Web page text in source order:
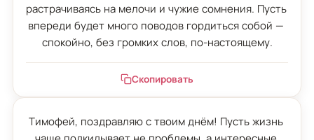
растрачиваясь на мелочи и чужие сомнения. Пусть
впереди будет много поводов гордиться собой —
спокойно, без громких слов, по-настоящему.
Скопировать
Тимофей, поздравляю с твоим днём! Пусть жизнь